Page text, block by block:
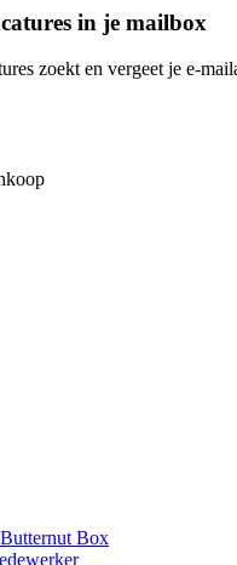
in je mailbox
zoekt en vergeet je e-
Box